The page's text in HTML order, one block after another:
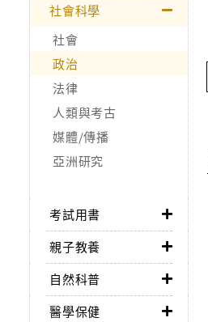
社會科學
社會
政治
法律
人類與考古
媒體/傳播
亞洲研究
考試用書
親子教養
自然科普
醫學保健